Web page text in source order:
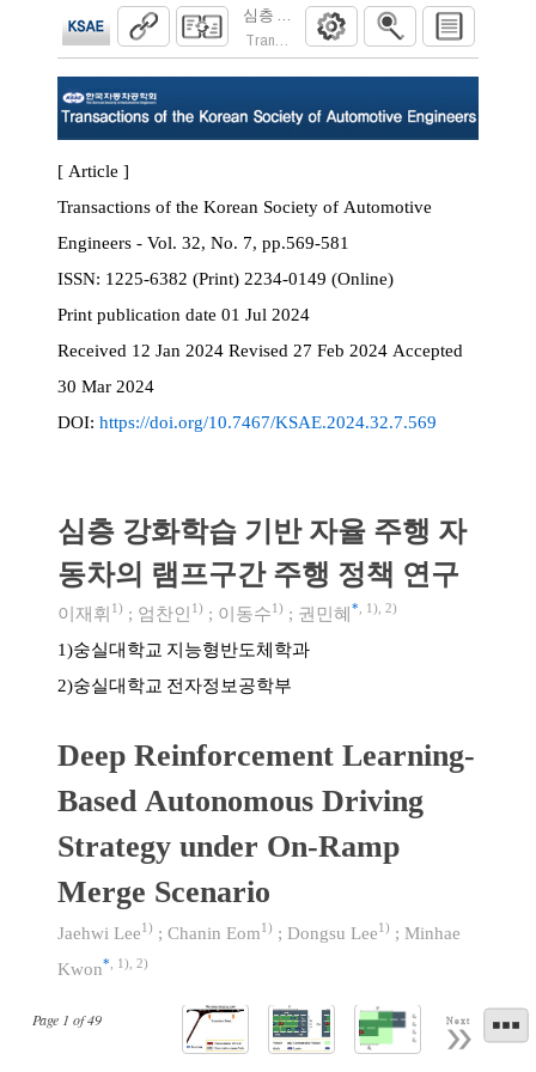
심층 강화학습 기반 자율 주행 자동차의
Transactions of the Korean Society of
Page 1 of49 Next
[ Article ]
Transactions of the Korean Society of Automotive
Engineers - Vol. 32, No. 7, pp.569-581
ISSN:
1225-6382 (Print) 2234-0149 (Online)
Print publication date 01 Jul 2024
Received 12 Jan 2024 Revised 27 Feb 2024 Accepted
30 Mar 2024
DOI: https://doi.org/10.7467/KSAE.2024.32.7.569
심층 강화학습 기반 자율 주행 자
동차의 램프구간 주행 정책 연구
이재휘 1) ; 엄찬인 1) ; 이동수1) ; 권민혜* 1) 2)
1)숭실대학교 지능형반도체학과
2)숭실대학교 전자정보공학부
Deep Reinforcement Learning-
Based Autonomous Driving
Strategy under On-Ramp
Merge Scenario
Jaehwi Lee1) ; Chanin Eom1) ; Dongsu Lee1) ; Minhae
Kwon*, 1), 2)